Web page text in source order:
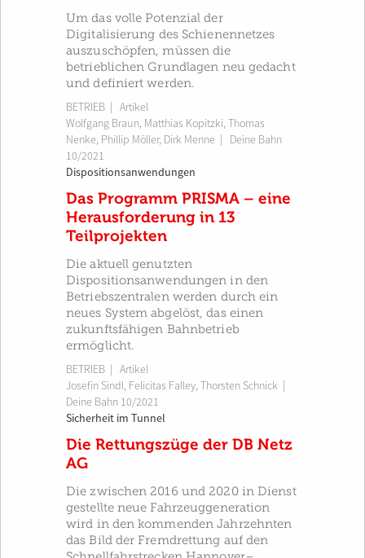
Um das volle Potenzial der
Digitalisierung des Schienennetzes
auszuschöpfen, müssen die
betrieblichen Grundlagen neu gedacht
und definiert werden.
BETRIEB | Artikel
Wolfgang Braun, Matthias Kopitzki,Thomas
Nenke, Phillip Möller, Dirk Menne
Deine Bahn
10/2021
Dispositionsanwendungen
Das Programm PRISMA – eine
Herausforderung in 13
Teilprojekten
Die aktuell genutzten
Dispositionsanwendungen in den
Betriebszentralen werden durch ein
neues System abgelöst, das einen
zukunftsfähigen Bahnbetrieb
ermöglicht.
BETRIEB | Artikel
Josefin Sindl, Felicitas Falley,Thorsten Schnick
Deine Bahn 10/2021
Sicherheit im Tunnel
Die Rettungszüge der DB Netz
AG
Die zwischen 2016 und 2020 in Dienst
gestellte neue Fahrzeuggeneration
wird in den kommenden Jahrzehnten
das Bild der Fremdrettung auf den